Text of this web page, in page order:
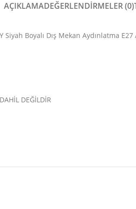
AÇIKLAMADEĞERLENDIRMELER (0)
Siyah Boyalı Dış Mekan Aydınlatma
DEĞİLDİR